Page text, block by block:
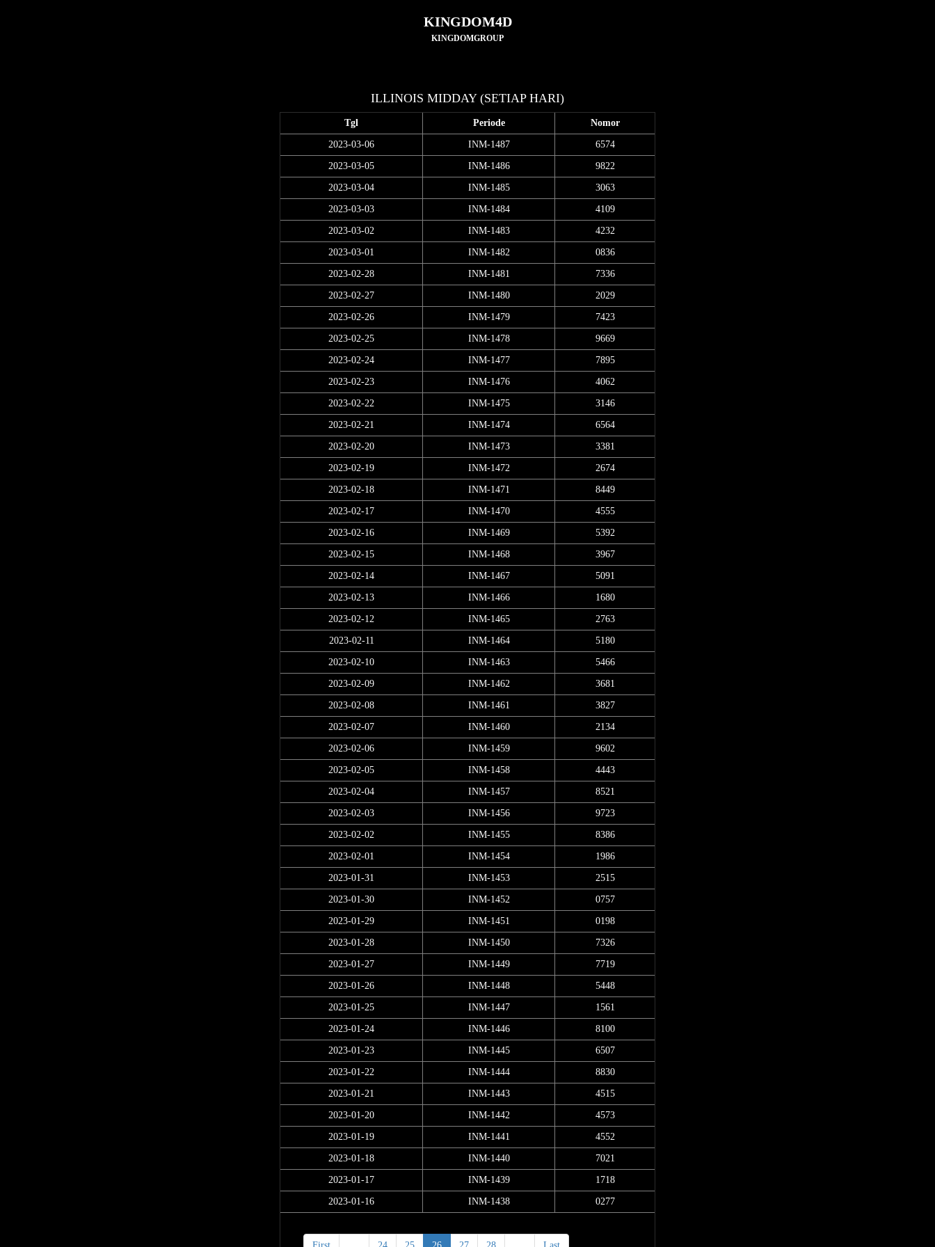
KINGDOM4D
KINGDOMGROUP
ILLINOIS MIDDAY (SETIAP HARI)
Tgl Periode Nomor
2023-03-06 INM-1487 6574
2023-03-05 INM-1486 9822
2023-03-04 INM-1485 3063
2023-03-03 INM-1484 4109
2023-03-02 INM-1483 4232
2023-03-01 INM-1482 0836
2023-02-28 INM-1481 7336
2023-02-27 INM-1480 2029
2023-02-26 INM-1479 7423
2023-02-25 INM-1478 9669
2023-02-24 INM-1477 7895
2023-02-23 INM-1476 4062
2023-02-22 INM-1475 3146
2023-02-21 INM-1474 6564
2023-02-20 INM-1473 3381
2023-02-19 INM-1472 2674
2023-02-18 INM-1471 8449
2023-02-17 INM-1470 4555
2023-02-16 INM-1469 5392
2023-02-15 INM-1468 3967
2023-02-14 INM-1467 5091
2023-02-13 INM-1466 1680
2023-02-12 INM-1465 2763
2023-02-11 INM-1464 5180
2023-02-10 INM-1463 5466
2023-02-09 INM-1462 3681
2023-02-08 INM-1461 3827
2023-02-07 INM-1460 2134
2023-02-06 INM-1459 9602
2023-02-05 INM-1458 4443
2023-02-04 INM-1457 8521
2023-02-03 INM-1456 9723
2023-02-02 INM-1455 8386
2023-02-01 INM-1454 1986
2023-01-31 INM-1453 2515
2023-01-30 INM-1452 0757
2023-01-29 INM-1451 0198
2023-01-28 INM-1450 7326
2023-01-27 INM-1449 7719
2023-01-26 INM-1448 5448
2023-01-25 INM-1447 1561
2023-01-24 INM-1446 8100
2023-01-23 INM-1445 6507
2023-01-22 INM-1444 8830
2023-01-21 INM-1443 4515
2023-01-20 INM-1442 4573
2023-01-19 INM-1441 4552
2023-01-18 INM-1440 7021
2023-01-17 INM-1439 1718
2023-01-16 INM-1438 0277